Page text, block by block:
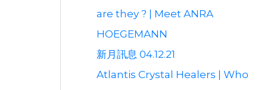
are they ? | Meet ANRA
HOEGEMANN
新月訊息 04.12.21
Atlantis Crystal Healers | Who